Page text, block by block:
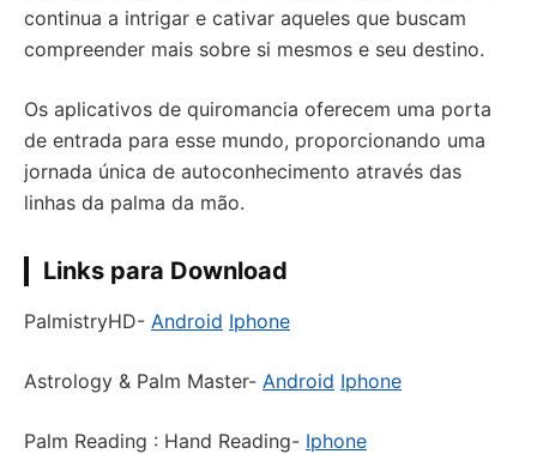
continua a intrigar e cativar aqueles que buscam
compreender mais sobre si mesmos e seu destino.
Os aplicativos de quiromancia oferecem uma porta
de entrada para esse mundo, proporcionando uma
jornada única de autoconhecimento através das
linhas da palma da mão.
Links para Download
PalmistryHD- Android Iphone
Astrology & Palm Master- Android Iphone
Palm Reading : Hand Reading- Iphone